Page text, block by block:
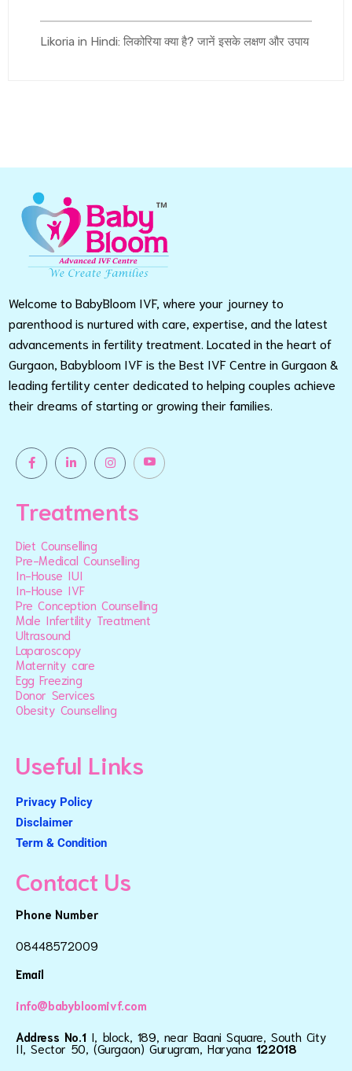
Likoria in Hindi: लिकोरिया क्या है? जानें इसके लक्षण और उपाय
Welcome to BabyBloom IVF, where your journey to
parenthood is nurtured with care, expertise, and the latest
advancements in fertility treatment. Located in the heart of
Gurgaon, Babybloom IVF is the Best IVF Centre in Gurgaon &
leading fertility center dedicated to helping couples achieve
their dreams of starting or growing their families.
Treatments
Diet Counselling
Pre-Medical Counselling
In-House IUI
In-House IVF
Pre Conception Counselling
Male Infertility Treatment
Ultrasound
Laparoscopy
Maternity care
Egg Freezing
Donor Services
Obesity Counselling
Useful Links
Privacy Policy
Disclaimer
Term & Condition
Contact Us
Phone Number
08448572009
Email
info@babybloomivf.com
Address No.1 I, block, 189, near Baani Square, South City
II, Sector 50, (Gurgaon) Gurugram, Haryana 122018